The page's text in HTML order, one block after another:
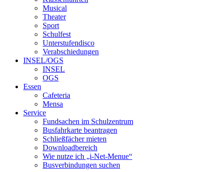
Musical
Theater
Sport
Schulfest
Unterstufendisco
Verabschiedungen
INSEL/OGS
INSEL
OGS
Essen
Cafeteria
Mensa
Service
Fundsachen im Schulzentrum
Busfahrkarte beantragen
Schließfächer mieten
Downloadbereich
Wie nutze ich „i-Net-Menue“
Busverbindungen suchen